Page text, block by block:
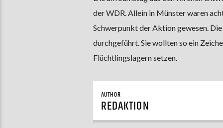
der WDR. Allein in Münster waren
Schwerpunkt der Aktion gewesen.
durchgeführt. Sie wollten so ein
Flüchtlingslagern setzen.
AUTHOR
REDAKTION